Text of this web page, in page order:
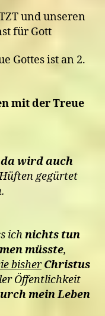
und unseren
für Gott
Gottes ist an 2.
mit der Treue
da wird auch
gegürtet
ichnichts tun
müsste,
bisher Christus
Öffentlichkeit
mein Leben